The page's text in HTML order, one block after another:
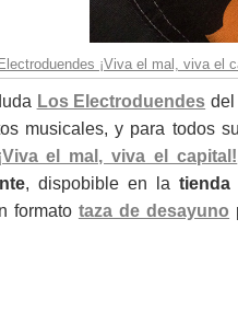
¡Viva el mal, viva el
Los Electroduendes del
musicales, y para todos
el mal, viva el capital!
, dispobible en la tienda
formato taza de desayuno